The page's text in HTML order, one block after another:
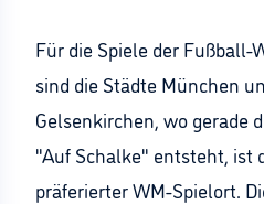
Für die Spiele der
sind die Städte München
Gelsenkirchen, wo gerade
"Auf Schalke" entsteht, ist
präferierter WM-Spielort.